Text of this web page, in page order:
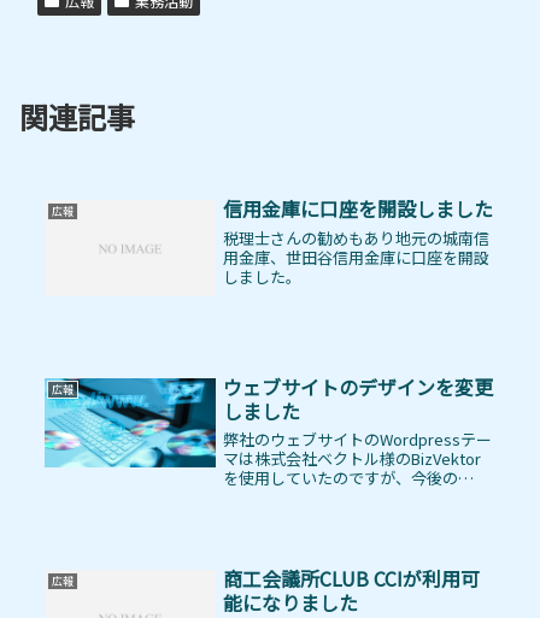
関連記事
広報 信用金庫に口座を開設しました
税理士さんの勧めもあり地元の城南信
用金庫、世田谷信用金庫に口座を開設
しました。
広報
ウェブサイトのデザインを変更
しました
弊社のウェブサイトのWordpressテー
マは株式会社ベクトル様のBizVektor
を使用していたのですが、今後の
広報
商工会議所CLUB CCIが利用可
能になりました